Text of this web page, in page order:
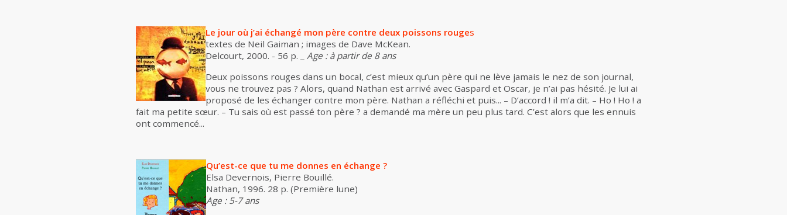
Le jour où j’ai échangé mon père contre deux poissons rouges
textes de Neil Gaiman ; images de Dave McKean.
Delcourt, 2000. - 56 p. _
Age : à partir de 8 ans
Deux poissons rouges dans un bocal, c’est mieux qu’un père qui ne lève jamais le nez de son journal,
vous ne trouvez pas ? Alors, quand Nathan est arrivé avec Gaspard et Oscar, je n’ai pas hésité. Je lui ai
proposé de les échanger contre mon père. Nathan a réfléchi et puis... – D’accord ! il m’a dit. – Ho ! Ho ! a
fait ma petite sœur. – Tu sais où est passé ton père ? a demandé ma mère un peu plus tard. C’est alors que les ennuis
ont commencé...
Qu’est-ce que tu me donnes en échange ?
Elsa Devernois, Pierre Bouillé.
Nathan, 1996. 28 p. (Première lune)
Age : 5-7 ans